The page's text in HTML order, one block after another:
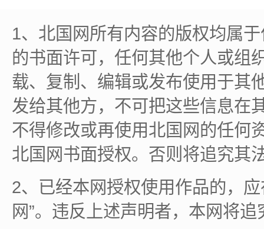
1、北国网所有内容的版权均属
的书面许可，任何其他个人或组
载、复制、编辑或发布使用于其
发给其他方，不可把这些信息在
不得修改或再使用北国网的任何
北国网书面授权。否则将追究其
2、已经本网授权使用作品的，
网”。违反上述声明者，本网将